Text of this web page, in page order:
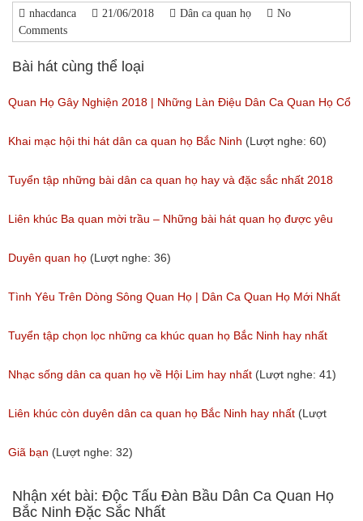
nhacdanca 21/06/2018 Dân ca quan họ
No
Comments
Bài hát cùng thể loại
Quan Họ Gây Nghiện 2018 | Những Làn Điệu Dân Ca Quan Họ Cổ
Bắc Ninh Hay Ngây Ngất
(Lượt nghe: 84)
Khai mạc hội thi hát dân ca quan họ Bắc Ninh (Lượt nghe: 60)
Tuyển tập những bài dân ca quan họ hay và đặc sắc nhất 2018
(Lượt nghe: 59)
Liên khúc Ba quan mời trầu – Những bài hát quan họ được yêu
thích nhất hiện nay
(Lượt nghe: 173)
Duyên quan họ (Lượt nghe: 36)
Tình Yêu Trên Dòng Sông Quan Họ | Dân Ca Quan Họ Mới Nhất
2018
(Lượt nghe: 31)
Tuyển tập chọn lọc những ca khúc quan họ Bắc Ninh hay nhất
(Lượt nghe: 214)
Nhạc sống dân ca quan họ về Hội Lim hay nhất (Lượt nghe: 41)
Liên khúc còn duyên dân ca quan họ Bắc Ninh hay nhất (Lượt
nghe: 108)
Giã bạn (Lượt nghe: 32)
Nhận xét bài: Độc Tấu Đàn Bầu Dân Ca Quan Họ
Bắc Ninh Đặc Sắc Nhất